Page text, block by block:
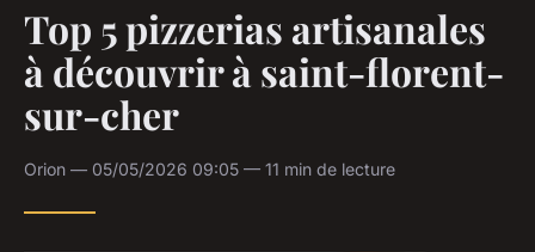
Top 5 pizzerias artisanales
à découvrir à saint-florent-
sur-cher
Orion — 05/05/2026 09:05 — 11 min de lecture